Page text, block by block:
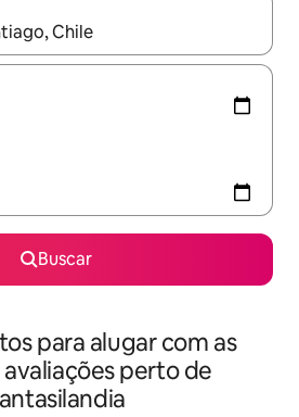
estiverem disponíveis, explore-os
Buscar
para alugar com as
perto de